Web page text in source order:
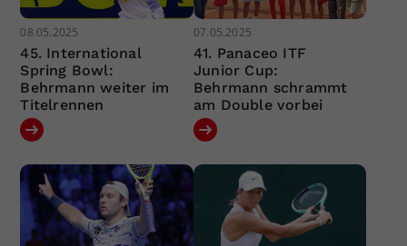
08.05.2025
45. International
Spring Bowl:
Behrmann weiter im
Titelrennen
07.05.2025
41. Panaceo ITF
Junior Cup:
Behrmann schrammt
am Double vorbei